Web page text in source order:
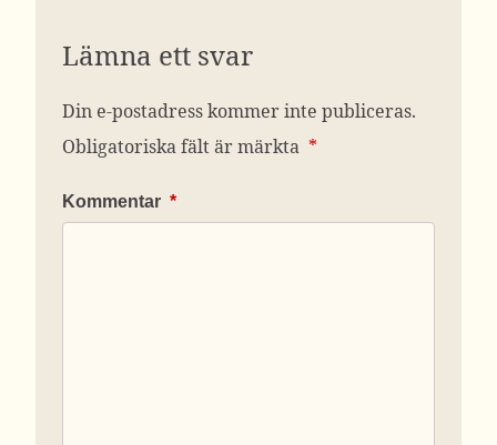
Lämna ett svar
Din e-postadress kommer inte publiceras.
Obligatoriska fält är märkta *
Kommentar *